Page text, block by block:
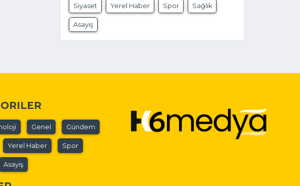
Siyaset Yerel Haber Spor Sağlık
Asayiş
Genel Gündem
Yerel Haber Spor
Asayiş